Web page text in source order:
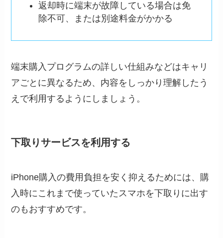
返却時に端末が故障している場合は免
除不可、または別途料金がかかる
端末購入プログラムの詳しい仕組みなどはキャリ
アごとに異なるため、内容をしっかり理解したう
えで利用するようにしましょう。
下取りサービスを利用する
iPhone購入の費用負担を安く抑えるためには、購
入時にこれまで使っていたスマホを下取りに出す
のもおすすめです。